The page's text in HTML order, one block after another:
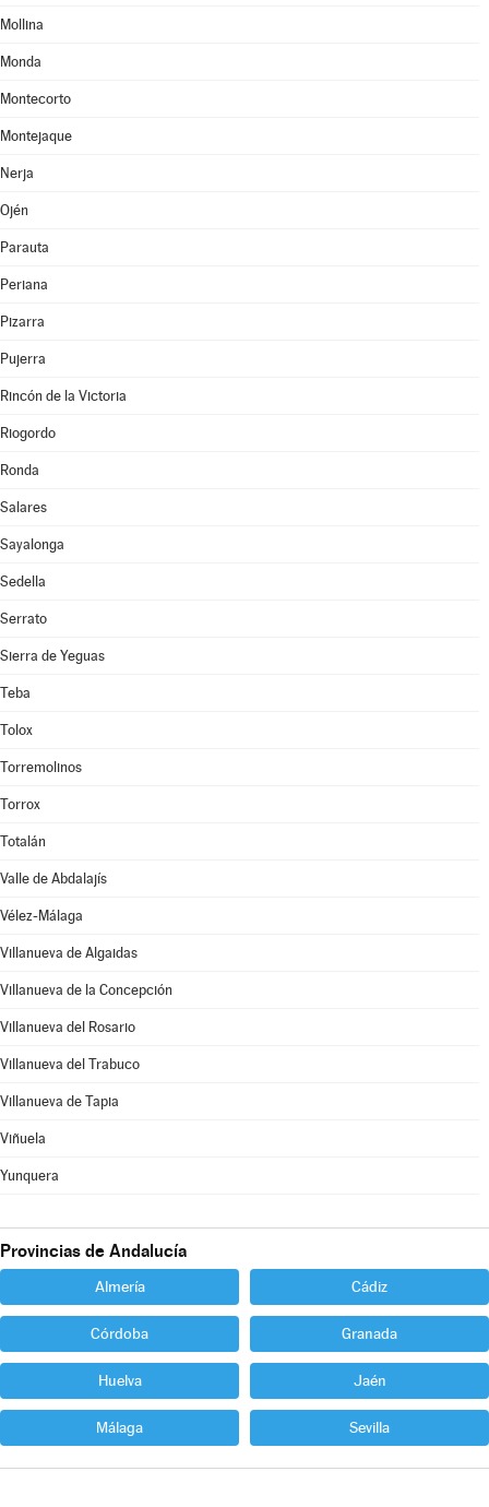
Mollina
Monda
Montecorto
Montejaque
Nerja
Ojén
Parauta
Periana
Pizarra
Pujerra
Rincón de la Victoria
Riogordo
Ronda
Salares
Sayalonga
Sedella
Serrato
Sierra de Yeguas
Teba
Tolox
Torremolinos
Torrox
Totalán
Valle de Abdalajís
Vélez-Málaga
Villanueva de Algaidas
Villanueva de la Concepción
Villanueva del Rosario
Villanueva del Trabuco
Villanueva de Tapia
Viñuela
Yunquera
Provincias de Andalucía
Almería Cádiz
Córdoba Granada
Huelva Jaén
Málaga Sevilla